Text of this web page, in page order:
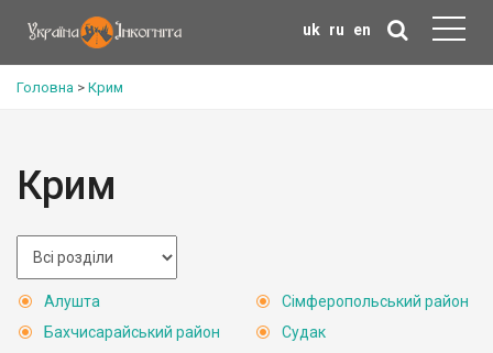
uk ru en
Головна > Крим
Крим
Алушта
Бахчисарайський район
Сімферопольський район
Судак